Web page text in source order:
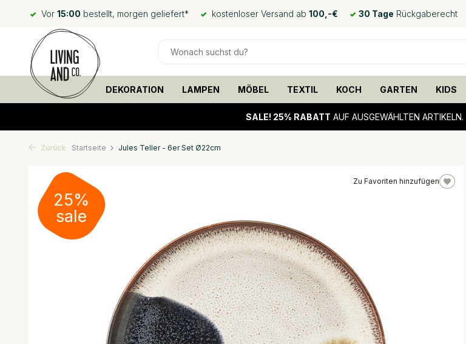
Vor 15:00 bestellt, morgen geliefert* kostenloser Versand ab 100,-€ 30 Tage Rückgaberecht
DEKORATION LAMPEN MÖBEL TEXTIL KOCH GARTEN KIDS
SALE! 25% RABATT AUF AUSGEWÄHLTEN ARTIKELN.
Zurück Startseite Jules Teller - 6er Set Ø22cm
Zu Favoriten hinzufügen
25%
sale